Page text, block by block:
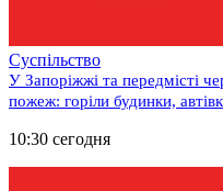
Суспільство
У Запоріжжі та передмісті
пожеж: горіли будинки,
10:30 сегодня